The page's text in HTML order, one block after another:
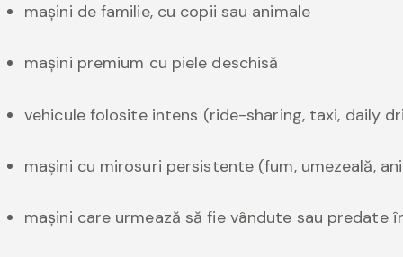
mașini de familie, cu copii sau animale
mașini premium cu piele deschisă
vehicule folosite intens (ride-sharing, taxi, daily
mașini cu mirosuri persistente (fum, umezeală,
mașini care urmează să fie vândute sau predate